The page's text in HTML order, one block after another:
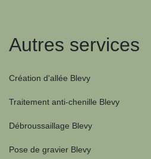
Autres services
Création d'allée Blevy
Traitement anti-chenille Blevy
Débroussaillage Blevy
Pose de gravier Blevy